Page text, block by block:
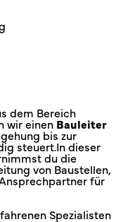
dem Bereich
wir einen Bauleiter
bis zur
steuert.In dieser
du die
von Baustellen,
für
Spezialisten